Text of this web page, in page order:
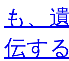
も、
伝す